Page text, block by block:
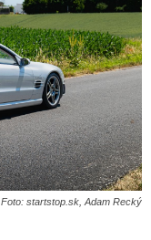
Foto: startstop.sk, Adam Recký